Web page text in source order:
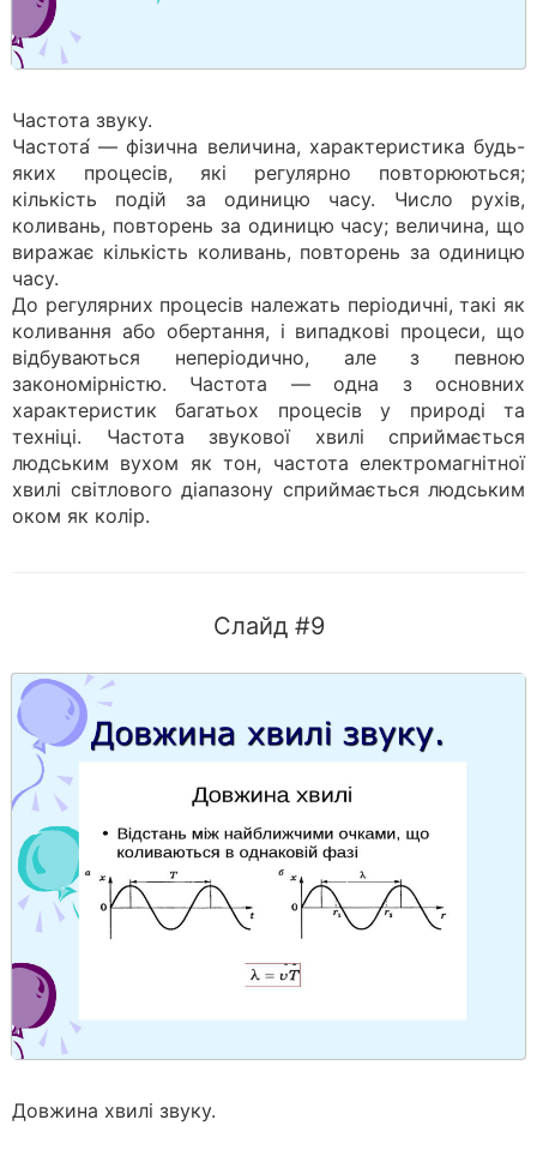
Частота звуку.
Частота́ — фізична величина, характеристика будь-
яких процесів, які регулярно повторюються;
кількість подій за одиницю часу. Число рухів,
коливань, повторень за одиницю часу; величина, що
виражає кількість коливань, повторень за одиницю
часу.
До регулярних процесів належать періодичні, такі як
коливання або обертання, і випадкові процеси, що
відбуваються неперіодично, але з певною
закономірністю. Частота — одна з основних
характеристик багатьох процесів у природі та
техніці. Частота звукової хвилі сприймається
людським вухом як тон, частота електромагнітної
хвилі світлового діапазону сприймається людським
оком як колір.
Слайд #9
Довжина хвилі звуку.